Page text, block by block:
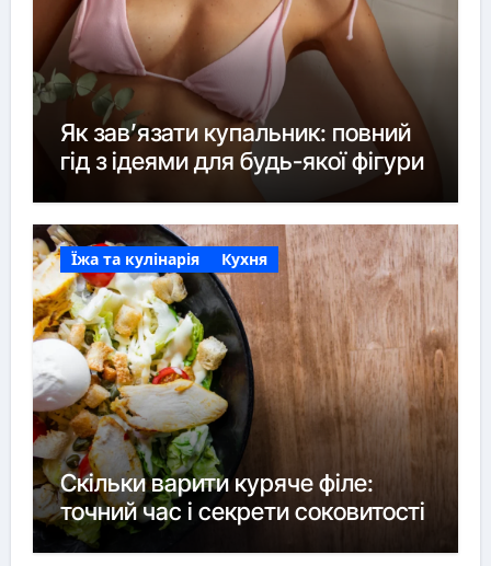
Як зав’язати купальник: повний
гід з ідеями для будь-якої фігури
Їжа та кулінарія Кухня
Скільки варити куряче філе:
точний час і секрети соковитості